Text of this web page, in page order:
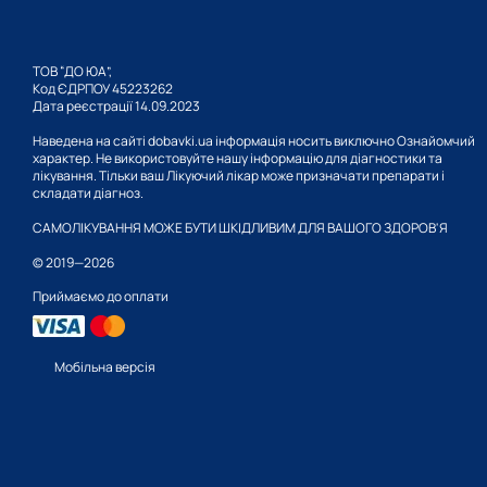
стимулятора
Купити
Продукт у вигляді
при алергічних
ознайомтеся з
ТОВ “ДО ЮА”,
Код ЄДРПОУ 45223262
Дата реєстрації 14.09.2023
Наведена на сайті dobavki.ua інформація носить виключно Ознайомчий
характер. Не використовуйте нашу інформацію для діагностики та
лікування. Тільки ваш Лікуючий лікар може призначати препарати і
складати діагноз.
САМОЛІКУВАННЯ МОЖЕ БУТИ ШКІДЛИВИМ ДЛЯ ВАШОГО ЗДОРОВ'Я
© 2019—2026
Приймаємо до оплати
Мобільна версія